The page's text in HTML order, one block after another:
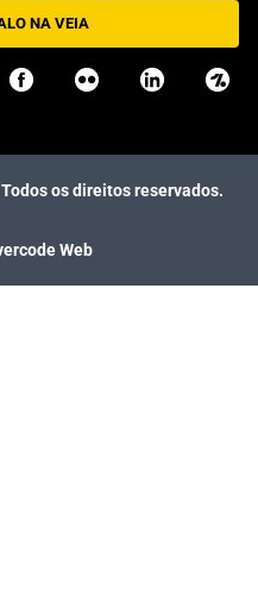
NA VEIA
os direitos reservados.
Web